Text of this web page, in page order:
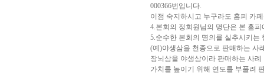
000366번입니다.
이점 숙지하시고 누구라도 홈피 카
4.본회의 정회원님의 명단은 본 홈
5.순수한 본회의 명의를 실추시키는
(예)야생삼을 천종으로 판매하는 사
장뇌삼을 야생삼이라 판매하는 사례
가치를 높이기 위해 연도를 부풀려